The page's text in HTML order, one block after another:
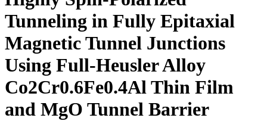
Tunneling in Fully Epitaxial
Magnetic Tunnel Junctions
Using Full-Heusler Alloy
Co2Cr0.6Fe0.4Al Thin Film
and MgO Tunnel Barrier